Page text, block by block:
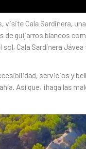
visite Cala Sardinera,
guijarros blancos
Cala Sardinera
servicios y
Así que, ¡haga las